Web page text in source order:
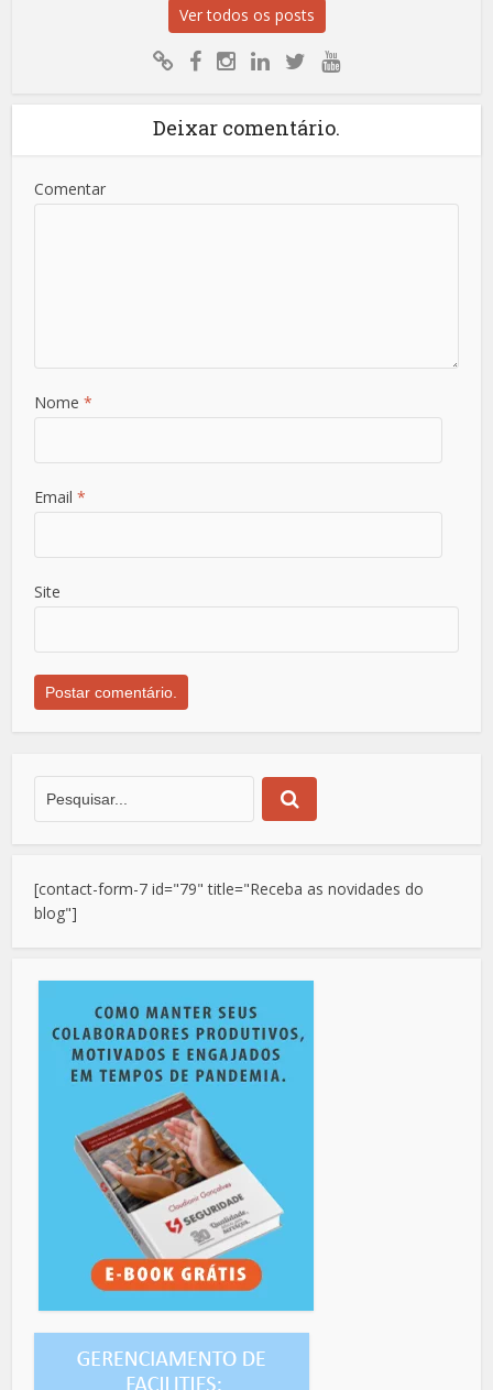
Ver todos os posts
Deixar comentário.
Comentar
Nome *
Email *
Site
[contact-form-7 id="79" title="Receba as novidades do
blog"]